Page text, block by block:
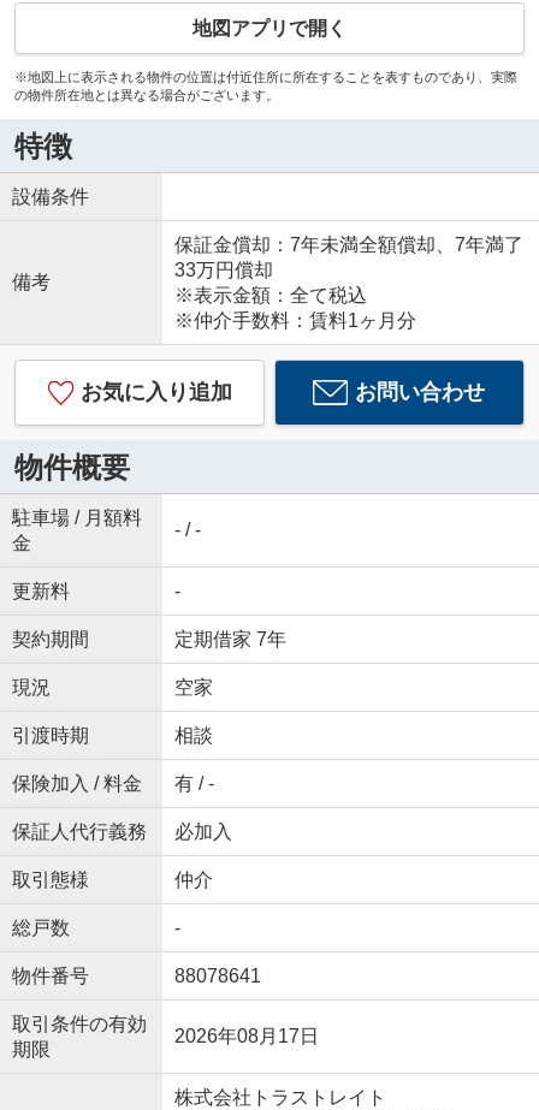
地図アプリで開く
※地図上に表示される物件の位置は付近住所に所在することを表すものであり、実際
の物件所在地とは異なる場合がございます。
特徴
設備条件
備考
保証金償却：7年未満全額償却、7年満了
33万円償却
※表示金額：全て税込
※仲介手数料：賃料1ヶ月分
お気に入り追加 お問い合わせ
物件概要
駐車場 / 月額料
金
- / -
更新料 -
契約期間 定期借家 7年
現況 空家
引渡時期 相談
保険加入 / 料金 有 / -
保証人代行義務 必加入
取引態様 仲介
総戸数 -
物件番号 88078641
取引条件の有効
期限
2026年08月17日
株式会社トラストレイト